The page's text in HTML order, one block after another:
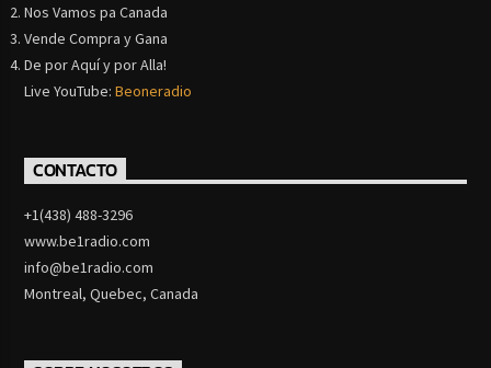
Nos Vamos pa Canada
Vende Compra y Gana
De por Aquí y por Alla!
Live YouTube:Beoneradio
CONTACTO
+1(438) 488-3296
www.be1radio.com
info@be1radio.com
Montreal, Quebec, Canada